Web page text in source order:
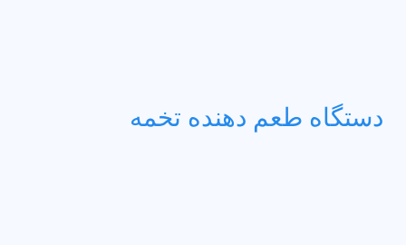
دستگاه طعم دهنده تخمه